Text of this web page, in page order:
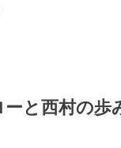
と西村の歩